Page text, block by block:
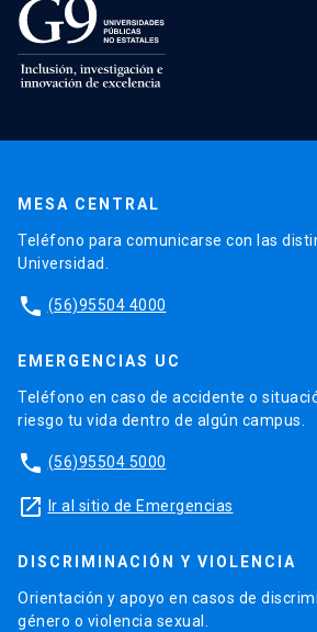
MESA CENTRAL
Teléfono para comunicarse con las
Universidad.
phone (56)95504 4000
EMERGENCIAS UC
Teléfono en caso de accidente o
riesgo tu vida dentro de algún campus.
phone (56)95504 5000
launch Ir al sitio de Emergencias
DISCRIMINACIÓN Y VIOLENCIA
Orientación y apoyo en casos de
género o violencia sexual.